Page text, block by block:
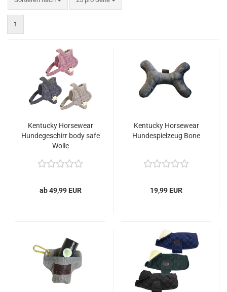
1
Kentucky Horsewear
Hundegeschirr body safe
Wolle
ab 49,99 EUR
Kentucky Horsewear
Hundespielzeug Bone
19,99 EUR